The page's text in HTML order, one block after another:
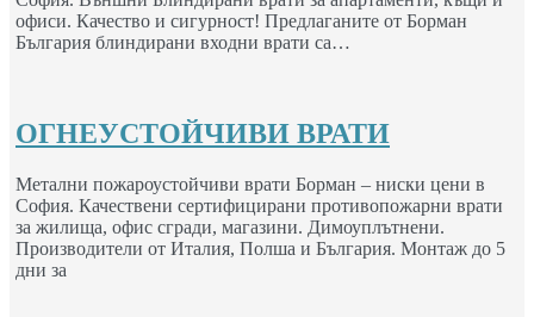
офиси. Качество и сигурност! Предлаганите от Борман
България блиндирани входни врати са…
ОГНЕУСТОЙЧИВИ ВРАТИ
Метални пожароустойчиви врати Борман – ниски цени в
София. Качествени сертифицирани противопожарни врати
за жилища, офис сгради, магазини. Димоуплътнени.
Производители от Италия, Полша и България. Монтаж до 5
дни за